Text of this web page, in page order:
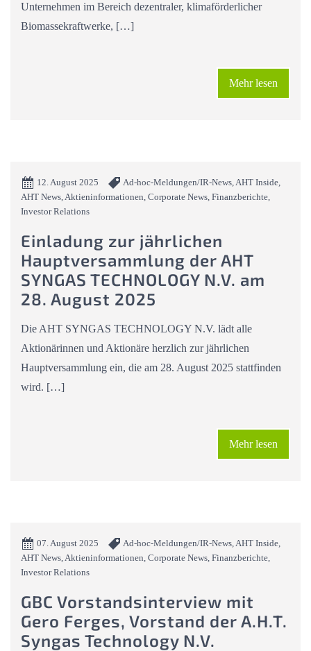
Unternehmen im Bereich dezentraler, klimaförderlicher
Biomassekraftwerke, […]
Mehr lesen
12. August 2025
Ad-hoc-Meldungen/IR-News, AHT Inside,
AHT News, Aktieninformationen, Corporate News, Finanzberichte,
Investor Relations
Einladung zur jährlichen
Hauptversammlung der AHT
SYNGAS TECHNOLOGY N.V. am
28. August 2025
Die AHT SYNGAS TECHNOLOGY N.V. lädt alle
Aktionärinnen und Aktionäre herzlich zur jährlichen
Hauptversammlung ein, die am 28. August 2025 stattfinden
wird. […]
Mehr lesen
07. August 2025
Ad-hoc-Meldungen/IR-News, AHT Inside,
AHT News, Aktieninformationen, Corporate News, Finanzberichte,
Investor Relations
GBC Vorstandsinterview mit
Gero Ferges, Vorstand der A.H.T.
Syngas Technology N.V.